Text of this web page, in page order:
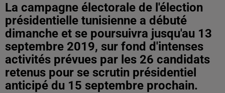
La campagne électorale de l'élection
présidentielle tunisienne a débuté
dimanche et se poursuivra jusqu'au 13
septembre 2019, sur fond d'intenses
activités prévues par les 26 candidats
retenus pour se scrutin présidentiel
anticipé du 15 septembre prochain.